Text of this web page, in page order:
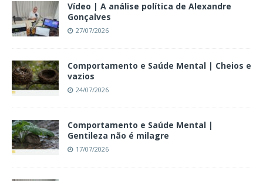
Vídeo | A análise política de Alexandre
Gonçalves
27/07/2026
Comportamento e Saúde Mental | Cheios e
vazios
24/07/2026
Comportamento e Saúde Mental |
Gentileza não é milagre
17/07/2026